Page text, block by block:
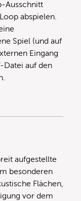
Ausschnitt
abspielen.
Spiel (und auf
Eingang
Datei auf den
aufgestellte
besonderen
Flächen,
vor dem